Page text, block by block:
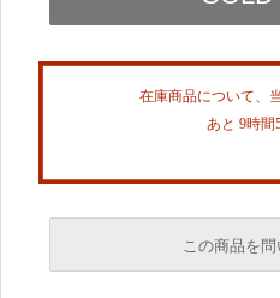
在庫商品について、
あと 9時間
この商品を